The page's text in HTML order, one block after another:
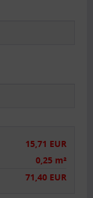
15,71 EUR
0,25 m²
71,40 EUR